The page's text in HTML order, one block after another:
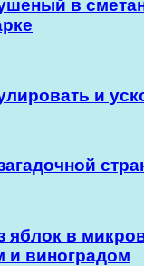
в
и
яблок в
и виноградом